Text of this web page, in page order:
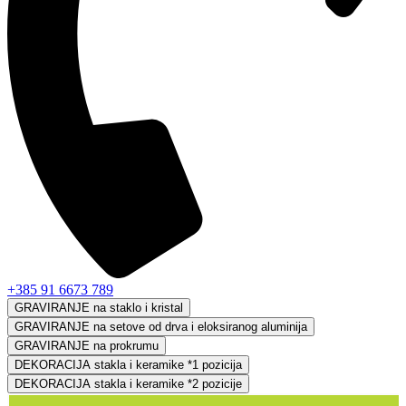
+385 91 6673 789
GRAVIRANJE na staklo i kristal
GRAVIRANJE na setove od drva i eloksiranog aluminija
GRAVIRANJE na prokrumu
DEKORACIJA stakla i keramike *1 pozicija
DEKORACIJA stakla i keramike *2 pozicije